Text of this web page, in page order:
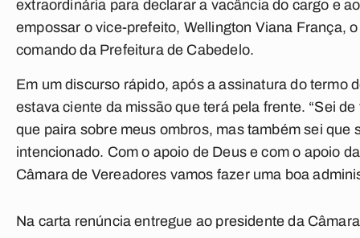
extraordinária para declarar a vacância do cargo e
empossar o vice-prefeito, Wellington Viana França,
comando da Prefeitura de Cabedelo.
Em um discurso rápido, após a assinatura do termo
estava ciente da missão que terá pela frente. “Sei
que paira sobre meus ombros, mas também sei que
intencionado. Com o apoio de Deus e com o apoio
Câmara de Vereadores vamos fazer uma boa
Na carta renúncia entregue ao presidente da